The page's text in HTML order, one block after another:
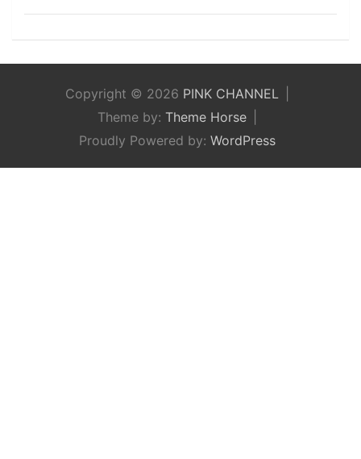
Copyright © 2026 PINK CHANNEL
Theme by: Theme Horse
Proudly Powered by: WordPress